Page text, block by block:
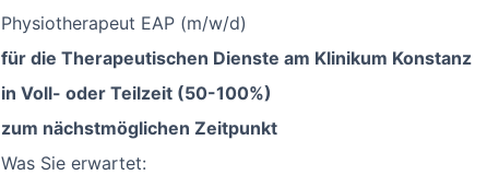
Physiotherapeut EAP (m/w/d)
für die Therapeutischen Dienste am Klinikum Konstanz
in Voll- oder Teilzeit (50-100%)
zum nächstmöglichen Zeitpunkt
Was Sie erwartet: